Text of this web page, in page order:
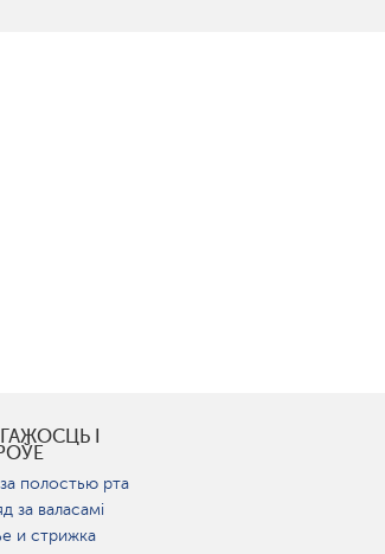
І
полостью рта
за валасамі
и стрижка